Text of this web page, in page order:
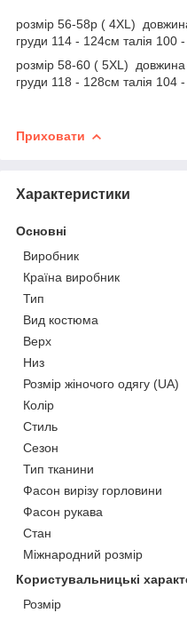
розмір 56-58р ( 4XL)
груди 114 - 124см талія 100
розмір 58-60 ( 5XL)
груди 118 - 128см талія 104
Приховати
Характеристики
Основні
Виробник
Країна виробник
Тип
Вид костюма
Верх
Низ
Розмір жіночого одягу (UA)
Колір
Стиль
Сезон
Тип тканини
Фасон вирізу горловини
Фасон рукава
Стан
Міжнародний розмір
Користувальницькі
Розмір